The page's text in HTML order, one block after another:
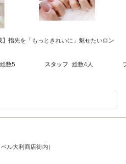
】指先を「もっときれいに」魅せたいロン
総数5 スタッフ 総数4人
ル大利商店街内）